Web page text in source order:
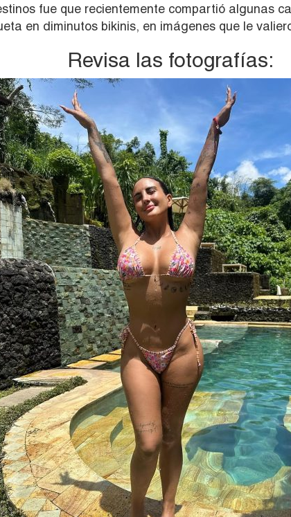
fue que recientemente compartió algunas
en diminutos bikinis, en imágenes que le
Revisa las fotografías: